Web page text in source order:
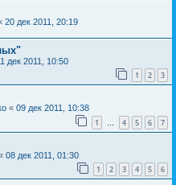
20 дек 2011, 20:19
дек 2011, 10:50
1 2 3
« 09 дек 2011, 10:38
1 … 4 5 6 7
08 дек 2011, 01:30
1 2 3 4 5 6